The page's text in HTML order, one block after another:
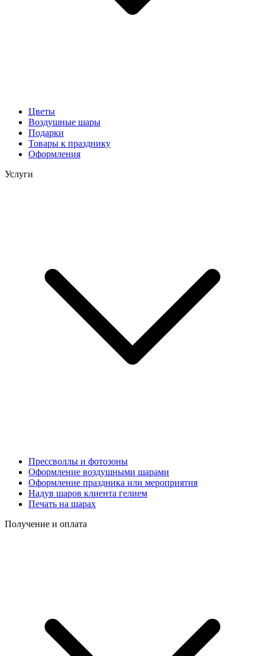
Цветы
Воздушные шары
Подарки
Товары к празднику
Оформления
Услуги
Прессволлы и фотозоны
Оформление воздушными шарами
Оформление праздника или мероприятия
Надув шаров клиента гелием
Печать на шарах
Получение и оплата